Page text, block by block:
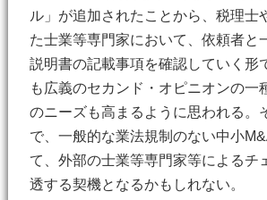
ル」が追加されたことから、税理士
た士業等専門家において、依頼者と
説明書の記載事項を確認していく形
も広義のセカンド・オピニオンの一
のニーズも高まるように思われる。
で、一般的な業法規制のない中小
て、外部の士業等専門家等によるチ
透する契機となるかもしれない。